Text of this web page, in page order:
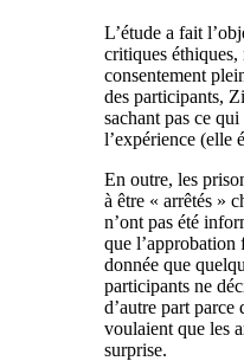
L’étude a fait
critiques éthiques,
consentement
des participants,
sachant pas ce
l’expérience (elle
En outre, les
à être « arrêtés »
n’ont pas été
que l’approbation
donnée que
participants ne
d’autre part parce
voulaient que les
surprise.